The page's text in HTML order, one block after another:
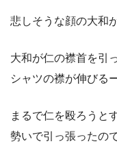
悲しそうな顔の大和
大和が仁の襟首を引
シャツの襟が伸びる
まるで仁を殴ろうと
勢いで引っ張ったの